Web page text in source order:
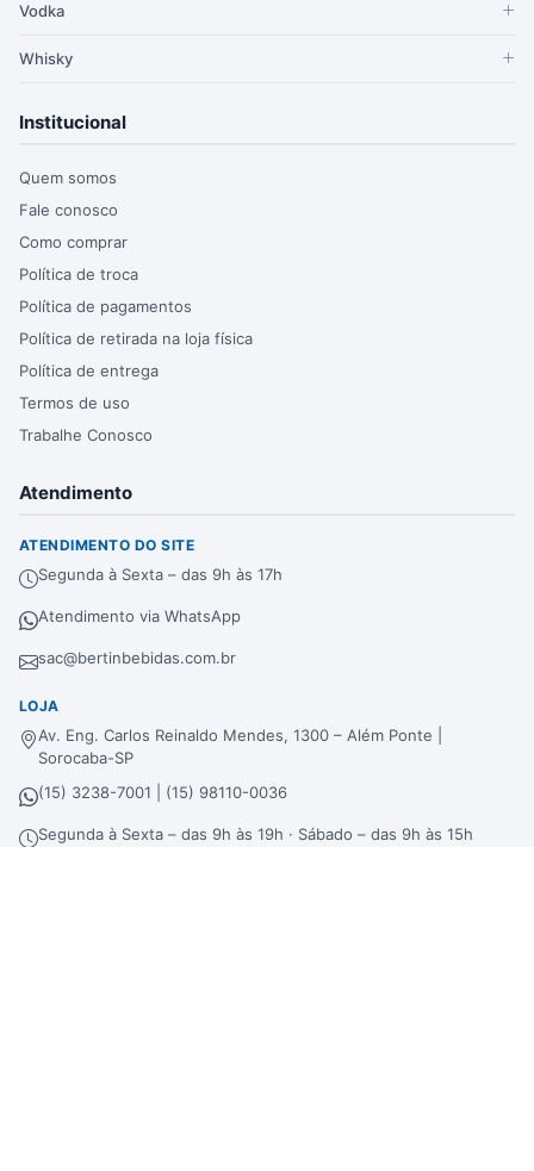
Vodka
Whisky
Institucional
Quem somos
Fale conosco
Como comprar
Política de troca
Política de pagamentos
Política de retirada na loja física
Política de entrega
Termos de uso
Trabalhe Conosco
Atendimento
ATENDIMENTO DO SITE
Segunda à Sexta – das 9h às 17h
Atendimento via WhatsApp
sac@bertinbebidas.com.br
LOJA
Av. Eng. Carlos Reinaldo Mendes, 1300 – Além Ponte |
Sorocaba-SP
(15) 3238-7001 | (15) 98110-0036
Segunda à Sexta – das 9h às 19h · Sábado – das 9h às 15h